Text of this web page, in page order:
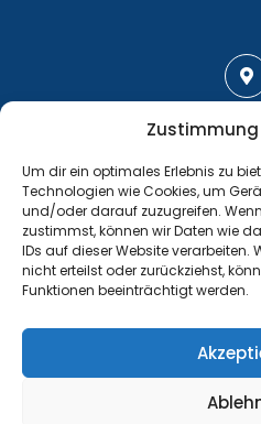
Um dir ein optimales Erlebnis zu
Technologien wie Cookies, um
und/oder darauf zuzugreifen.
zustimmst, können wir Daten wie
IDs auf dieser Website
nicht erteilst oder zurückziehst,
Funktionen beeinträchtigt werden.
Großenhainer
01689
Kontakt
Tel.: +49
info@handball-